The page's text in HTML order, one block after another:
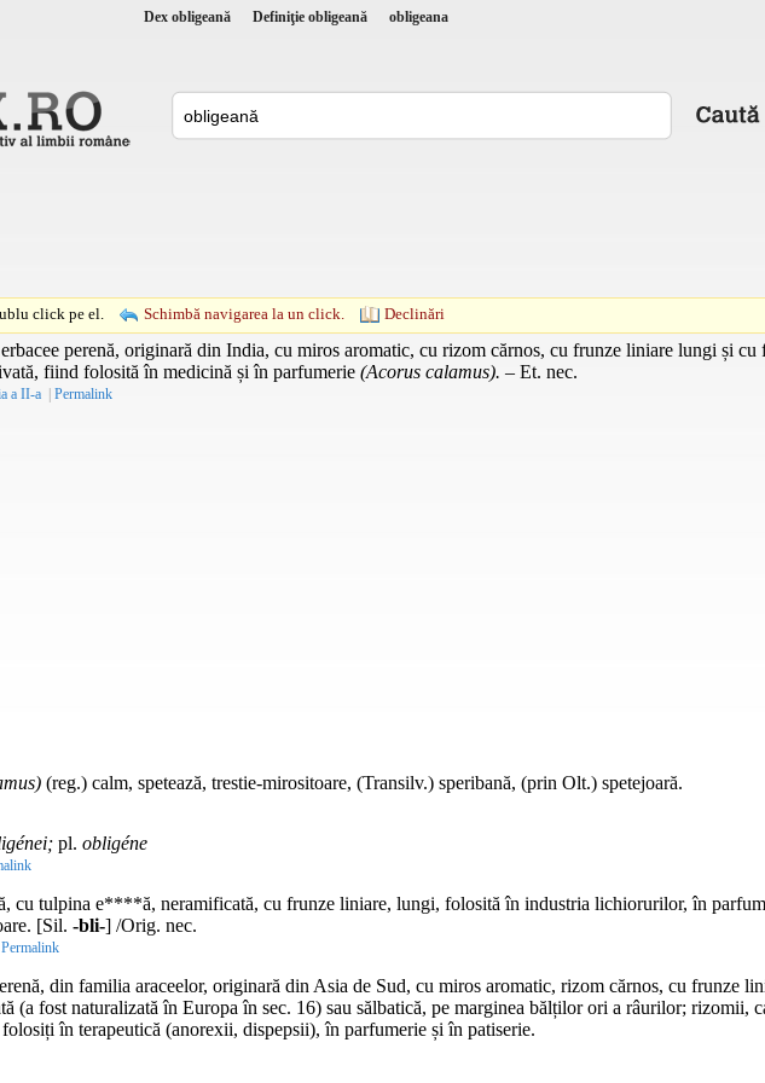
Dex obligeană Definiţie obligeană obligeana
click pe el. Schimbă navigarea la un click. Declinări
perenă, originară din India, cu miros aromatic, cu rizom cărnos, cu frunze liniare lungi și
fiind folosită în medicină și în parfumerie (Acorus calamus). – Et. nec.
a II-a | Permalink
(reg.) calm, spetează, trestie-mirositoare, (Transilv.) speribană, (prin Olt.) spetejoară.
pl. obligéne
cu tulpina e****ă, neramificată, cu frunze liniare, lungi, folosită în industria lichiorurilor, în
[Sil. -bli-] /Orig. nec.
Permalink
din familia araceelor, originară din Asia de Sud, cu miros aromatic, rizom cărnos, cu frunze
(a fost naturalizată în Europa în sec. 16) sau sălbatică, pe marginea bălților ori a râurilor; rizomii,
în terapeutică (anorexii, dispepsii), în parfumerie și în patiserie.